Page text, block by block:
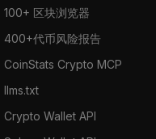
100+ 区块浏览器
400+代币风险报告
CoinStats Crypto MCP
llms.txt
Crypto Wallet API